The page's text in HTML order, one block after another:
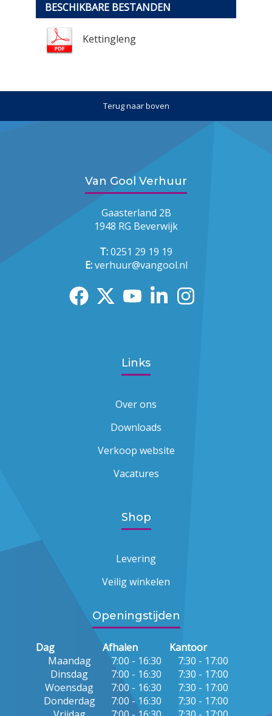
BESCHIKBARE BESTANDEN
Kettingleng
Terug naar boven
Van Gool Verhuur
Gaasterland 2B
1948 RG Beverwijk
T:0251 29 19 19
E:verhuur@vangool.nl
Links
Over ons
Downloads
Verkoop website
Vacatures
Shop
Levering
Veilig winkelen
Openingstijden
Dag Afhalen
Kantoor
Maandag
7:00 - 16:30
7:30 - 17:00
Dinsdag
7:00 - 16:30
7:30 - 17:00
Woensdag
7:00 - 16:30
7:30 - 17:00
Donderdag
7:00 - 16:30
7:30 - 17:00